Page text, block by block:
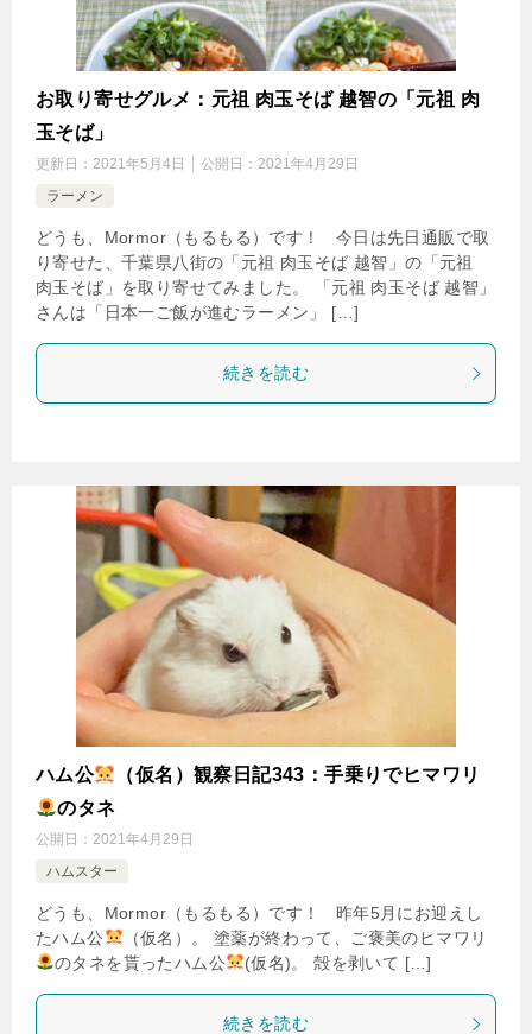
お取り寄せグルメ：元祖 肉玉そば 越智の「元祖 肉
玉そば」
更新日： 2021年5月4日 公開日： 2021年4月29日
ラーメン
どうも、Mormor（もるもる）です！ 今日は先日通販で取
り寄せた、千葉県八街の「元祖 肉玉そば 越智」の「元祖
肉玉そば」を取り寄せてみました。 「元祖 肉玉そば 越智」
さんは「日本一ご飯が進むラーメン」 […]
続きを読む
ハム公
（仮名）観察日記343：手乗りでヒマワリ
のタネ
公開日： 2021年4月29日
ハムスター
どうも、Mormor（もるもる）です！ 昨年5月にお迎えし
たハム公
（仮名）。 塗薬が終わって、ご褒美のヒマワリ
のタネを貰ったハム公
(仮名)。 殻を剥いて […]
続きを読む